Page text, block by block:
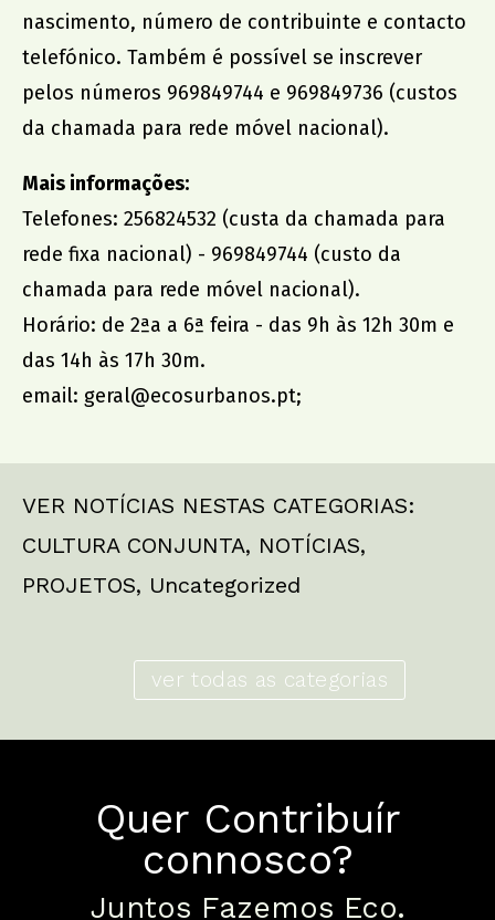
nascimento, número de contribuinte e contacto
telefónico. Também é possível se inscrever
pelos números 969849744 e 969849736 (custos
da chamada para rede móvel nacional).
Mais informações:
Telefones: 256824532 (custa da chamada para
rede fixa nacional) - 969849744 (custo da
chamada para rede móvel nacional).
Horário: de 2ªa a 6ª feira - das 9h às 12h 30m e
das 14h às 17h 30m.
email: geral@ecosurbanos.pt;
VER NOTÍCIAS NESTAS CATEGORIAS:
CULTURA CONJUNTA, NOTÍCIAS,
PROJETOS, Uncategorized
ver todas as categorias
Quer Contribuír
connosco?
Juntos Fazemos Eco.